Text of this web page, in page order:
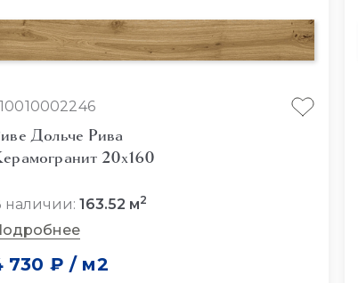
Дольче Рива
20x160
наличии: 163.52 м2
730 ₽ / м2